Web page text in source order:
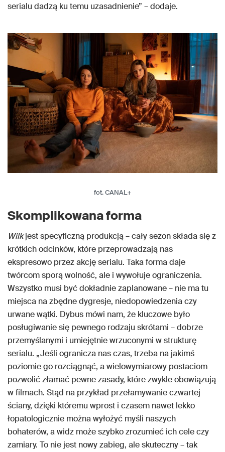
serialu dadzą ku temu uzasadnienie” – dodaje.
fot. CANAL+
Skomplikowana forma
Wilkjest specyficzną produkcją – cały sezon składa się z
krótkich odcinków, które przeprowadzają nas
ekspresowo przez akcję serialu. Taka forma daje
twórcom sporą wolność, ale i wywołuje ograniczenia.
Wszystko musi być dokładnie zaplanowane – nie ma tu
miejsca na zbędne dygresje, niedopowiedzenia czy
urwane wątki. Dybus mówi nam, że kluczowe było
posługiwanie się pewnego rodzaju skrótami – dobrze
przemyślanymi i umiejętnie wrzuconymi w strukturę
serialu. „Jeśli ogranicza nas czas, trzeba na jakimś
poziomie go rozciągnąć, a wielowymiarowy postaciom
pozwolić złamać pewne zasady, które zwykle obowiązują
w filmach. Stąd na przykład przełamywanie czwartej
ściany, dzięki któremu wprost i czasem nawet lekko
łopatologicznie można wyłożyć myśli naszych
bohaterów, a widz może szybko zrozumieć ich cele czy
zamiary. To nie jest nowy zabieg, ale skuteczny – tak